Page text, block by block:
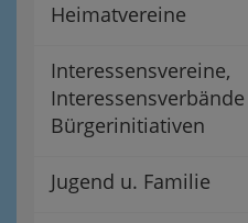
Heimatvereine
Interessensvereine,
Bürgerinitiativen
Jugend u. Familie